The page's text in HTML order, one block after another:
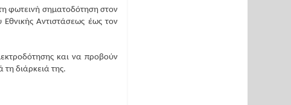
φωτεινή σηματοδότηση στον
Αντιστάσεως έως τον
και να προβούν
διάρκειά της.